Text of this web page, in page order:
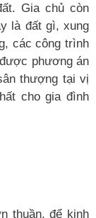
Gia chủ còn
là đất gì, xung
các công trình
phương án
thượng tại vị
cho gia đình
thuần, để kinh